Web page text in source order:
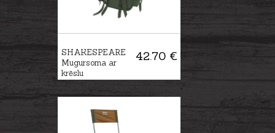
42.70 €
SHAKESPEARE
Mugursoma ar
krēslu